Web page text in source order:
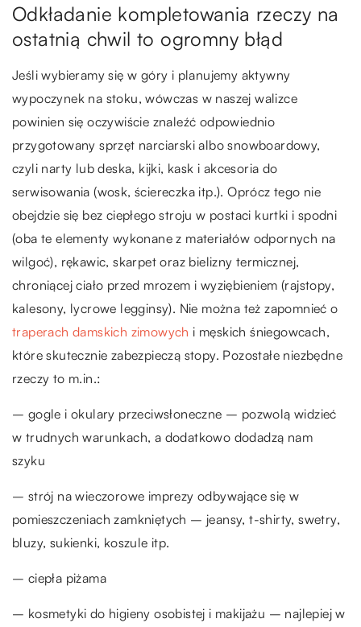
Odkładanie kompletowania rzeczy na
ostatnią chwil to ogromny błąd
Jeśli wybieramy się w góry i planujemy aktywny
wypoczynek na stoku, wówczas w naszej walizce
powinien się oczywiście znaleźć odpowiednio
przygotowany sprzęt narciarski albo snowboardowy,
czyli narty lub deska, kijki, kask i akcesoria do
serwisowania (wosk, ściereczka itp.). Oprócz tego nie
obejdzie się bez ciepłego stroju w postaci kurtki i spodni
(oba te elementy wykonane z materiałów odpornych na
wilgoć), rękawic, skarpet oraz bielizny termicznej,
chroniącej ciało przed mrozem i wyziębieniem (rajstopy,
kalesony, lycrowe legginsy). Nie można też zapomnieć o
traperach damskich zimowych i męskich śniegowcach,
które skutecznie zabezpieczą stopy. Pozostałe niezbędne
rzeczy to m.in.:
– gogle i okulary przeciwsłoneczne – pozwolą widzieć
w trudnych warunkach, a dodatkowo dodadzą nam
szyku
– strój na wieczorowe imprezy odbywające się w
pomieszczeniach zamkniętych – jeansy, t-shirty, swetry,
bluzy, sukienki, koszule itp.
– ciepła piżama
– kosmetyki do higieny osobistej i makijażu – najlepiej w